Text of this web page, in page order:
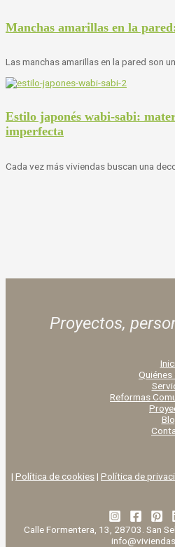
Manchas amarillas en la
Las manchas amarillas en la pared son
Estilo japonés wabi-sabi:
imperfecta
Cada vez más viviendas buscan una
Proyectos,
Reformas
| Política de cookies| Política de
Calle Formentera, 13, 28703. San